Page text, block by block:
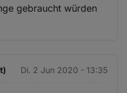
gebraucht würden
Di. 2 Jun 2020 - 13:35